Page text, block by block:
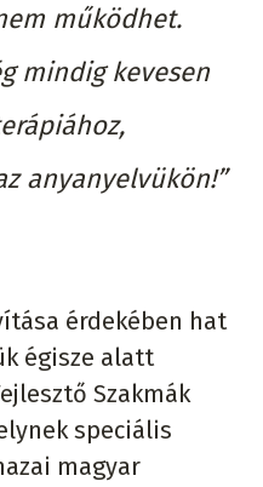
működhet.
mindig kevesen
anyanyelvükön!”
érdekében hat
égisze alatt
Szakmák
speciális
magyar